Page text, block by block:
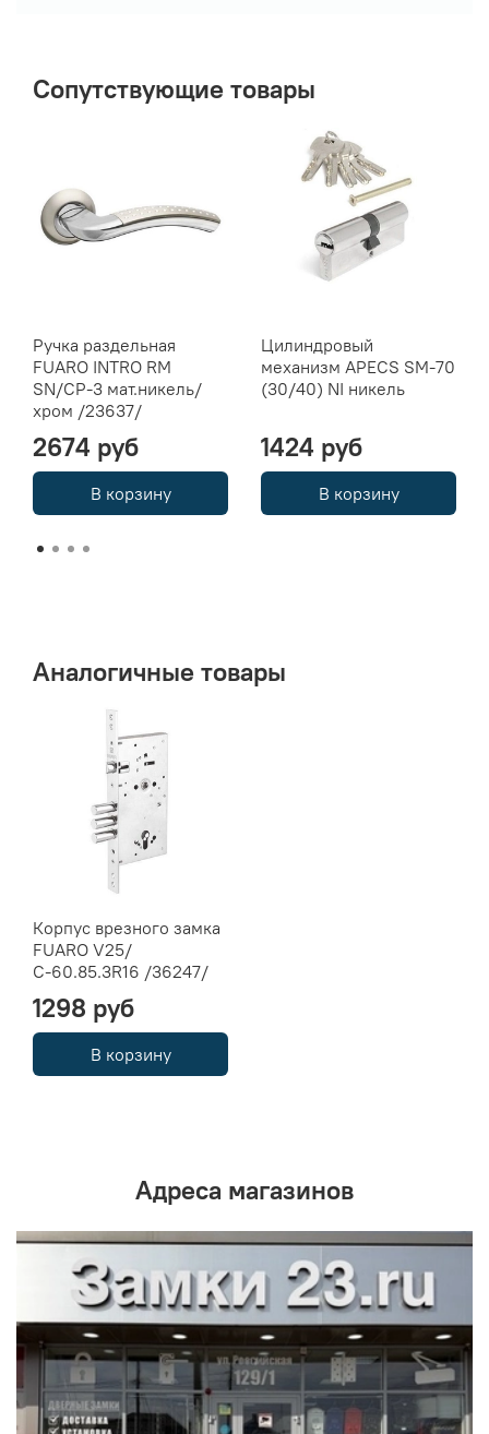
Сопутствующие товары
Ручка раздельная
FUARO INTRO RM
SN/CP-3 мат.никель/
хром /23637/
2674 руб
В корзину
Цилиндровый
механизм APECS SM-70
(30/40) NI никель
1424 руб
В корзину
Аналогичные товары
Корпус врезного замка
FUARO V25/
С-60.85.3R16 /36247/
1298 руб
В корзину
Адреса магазинов